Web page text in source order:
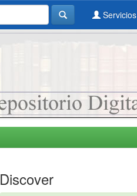
Servicios
Discover